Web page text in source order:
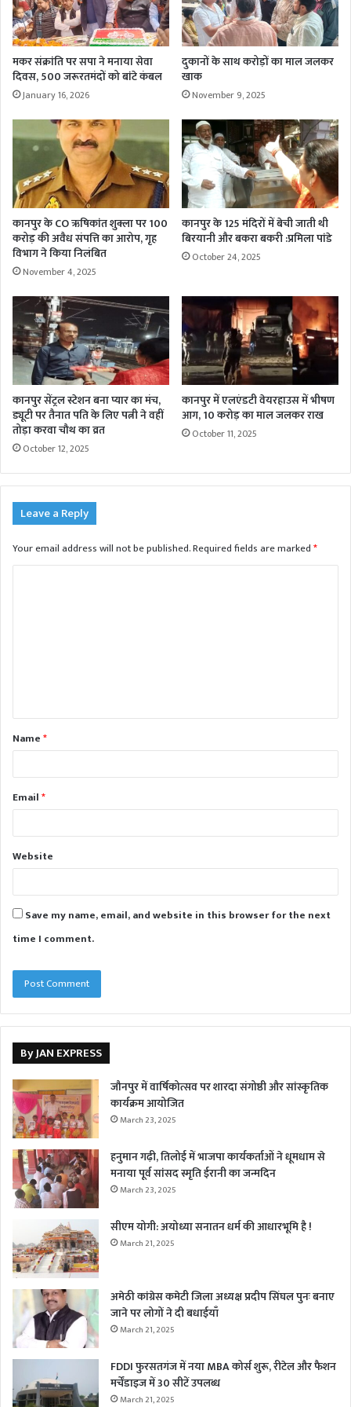
मकर संक्रांति पर सपा ने मनाया सेवा
दिवस, 500 जरूरतमंदों को बांटे कंबल
January 16, 2026
दुकानों के साथ करोड़ों का माल जलकर
खाक
November 9, 2025
कानपुर के CO ऋषिकांत शुक्ला पर 100
करोड़ की अवैध संपत्ति का आरोप, गृह
विभाग ने किया निलंबित
November 4, 2025
कानपुर के 125 मंदिरों में बेची जाती थी
बिरयानी और बकरा बकरी :प्रमिला पांडे
October 24, 2025
कानपुर सेंट्रल स्टेशन बना प्यार का मंच,
ड्यूटी पर तैनात पति के लिए पत्नी ने वहीं
तोड़ा करवा चौथ का व्रत
October 12, 2025
कानपुर में एलएंडटी वेयरहाउस में भीषण
आग, 10 करोड़ का माल जलकर राख
October 11, 2025
Leave a Reply
Your email address will not be published.Required fields are marked*
t
*Name*
Email*
Website
Save my name, email, and website in this browser for the next
time I comment.
By JAN EXPRESS
जौनपुर में वार्षिकोत्सव पर शारदा संगोष्ठी और सांस्कृतिक
कार्यक्रम आयोजित
March 23, 2025
हनुमान गढ़ी, तिलोई में भाजपा कार्यकर्ताओं ने धूमधाम से
मनाया पूर्व सांसद स्मृति ईरानी का जन्मदिन
March 23, 2025
सीएम योगी: अयोध्या सनातन धर्म की आधारभूमि है !
March 21, 2025
अमेठी कांग्रेस कमेटी जिला अध्यक्ष प्रदीप सिंघल पुनः बनाए
जाने पर लोगों ने दी बधाईयाँ
March 21, 2025
FDDI फुरसतगंज में नया MBA कोर्स शुरू, रीटेल और फैशन
मर्चेंडाइज में 30 सीटें उपलब्ध
March 21, 2025